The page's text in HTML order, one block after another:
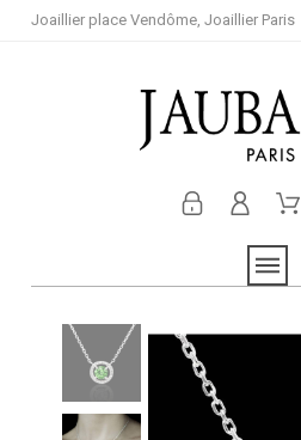
Joaillier place Vendôme, Joaillier Paris